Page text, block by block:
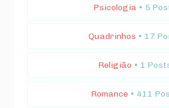
Psicologia • 5
Quadrinhos • 17
Religião • 1
Romance • 411